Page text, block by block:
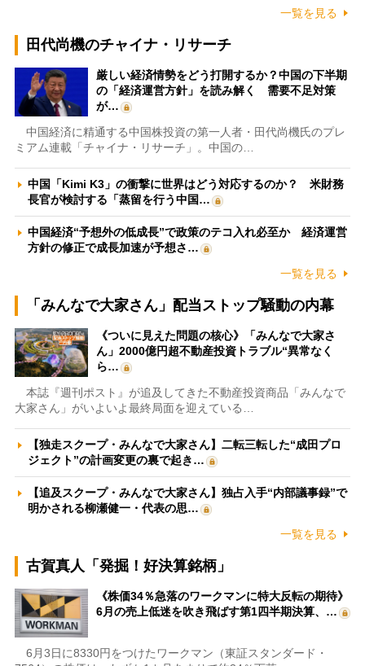
一覧を見る
田代尚機のチャイナ・リサーチ
厳しい経済情勢をどう打開するか？中国の下半期
の「経済運営方針」を読み解く 需要不足対策
が…
中国経済に精通する中国株投資の第一人者・田代尚機氏のプレ
ミアム連載「チャイナ・リサーチ」。中国の…
中国「Kimi K3」の衝撃に世界はどう対応するのか？ 米財務
長官が検討する「蒸留を行う中国…
中国経済“予想外の低成長”で政策のテコ入れ必至か 経済運営
方針の修正で成長加速が予想さ…
一覧を見る
「みんなで大家さん」配当ストップ騒動の内幕
《ついに見えた問題の核心》「みんなで大家さ
ん」2000億円超不動産投資トラブル“異常なく
ら…
本誌『週刊ポスト』が追及してきた不動産投資商品「みんなで
大家さん」がいよいよ最終局面を迎えている…
【独走スクープ・みんなで大家さん】二転三転した“成田プロ
ジェクト”の計画変更の裏で起き…
【追及スクープ・みんなで大家さん】独占入手“内部議事録”で
明かされる柳瀬健一・代表の思…
一覧を見る
古賀真人「発掘！好決算銘柄」
《株価34％急落のワークマンに特大反転の期待》
6月の売上低迷を吹き飛ばす第1四半期決算、…
6月3日に8330円をつけたワークマン（東証スタンダード・